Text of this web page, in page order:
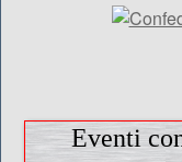
Eventi